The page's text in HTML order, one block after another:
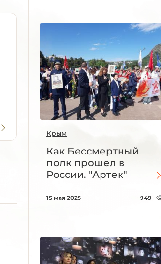
Крым
Как Бессмертный
полк прошел в
России. "Артек"
15 мая 2025 949